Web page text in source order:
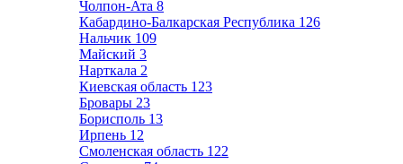
Чолпон-Ата 8
Кабардино-Балкарская Республика 126
Нальчик 109
Майский 3
Нарткала 2
Киевская область 123
Бровары 23
Борисполь 13
Ирпень 12
Смоленская область 122